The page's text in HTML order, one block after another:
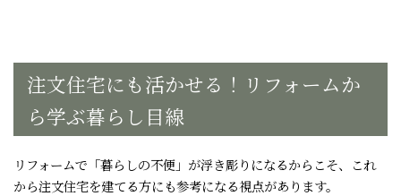
注文住宅にも活かせる！リフォームか
ら学ぶ暮らし目線
リフォームで「暮らしの不便」が浮き彫りになるからこそ、これ
から注文住宅を建てる方にも参考になる視点があります。